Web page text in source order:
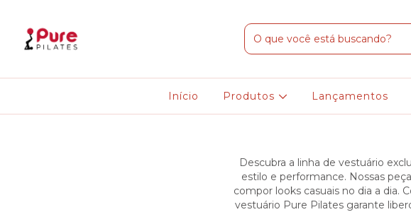
Início Produtos Lançamentos
Descubra a linha de vestuário
estilo e performance. Nossas
compor looks casuais no dia a dia.
vestuário Pure Pilates garante